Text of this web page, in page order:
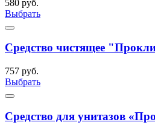
580 руб.
Выбрать
Средство чистящее
757 руб.
Выбрать
Средство для унитазов